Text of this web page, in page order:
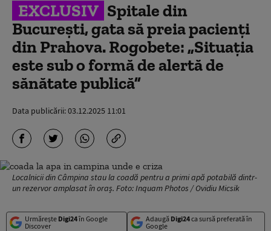
EXCLUSIV Spitale din
București, gata să preia pacienți
din Prahova. Rogobete: „Situația
este sub o formă de alertă de
sănătate publică”
Data publicării:03.12.2025 11:01
Localnicii din Câmpina stau la coadă pentru a primi apă potabilă dintr-
un rezervor amplasat în oraș. Foto: Inquam Photos / Ovidiu Micsik
Urmărește Digi24în Google
Discover
Adaugă Digi24ca sursă preferată în
Google